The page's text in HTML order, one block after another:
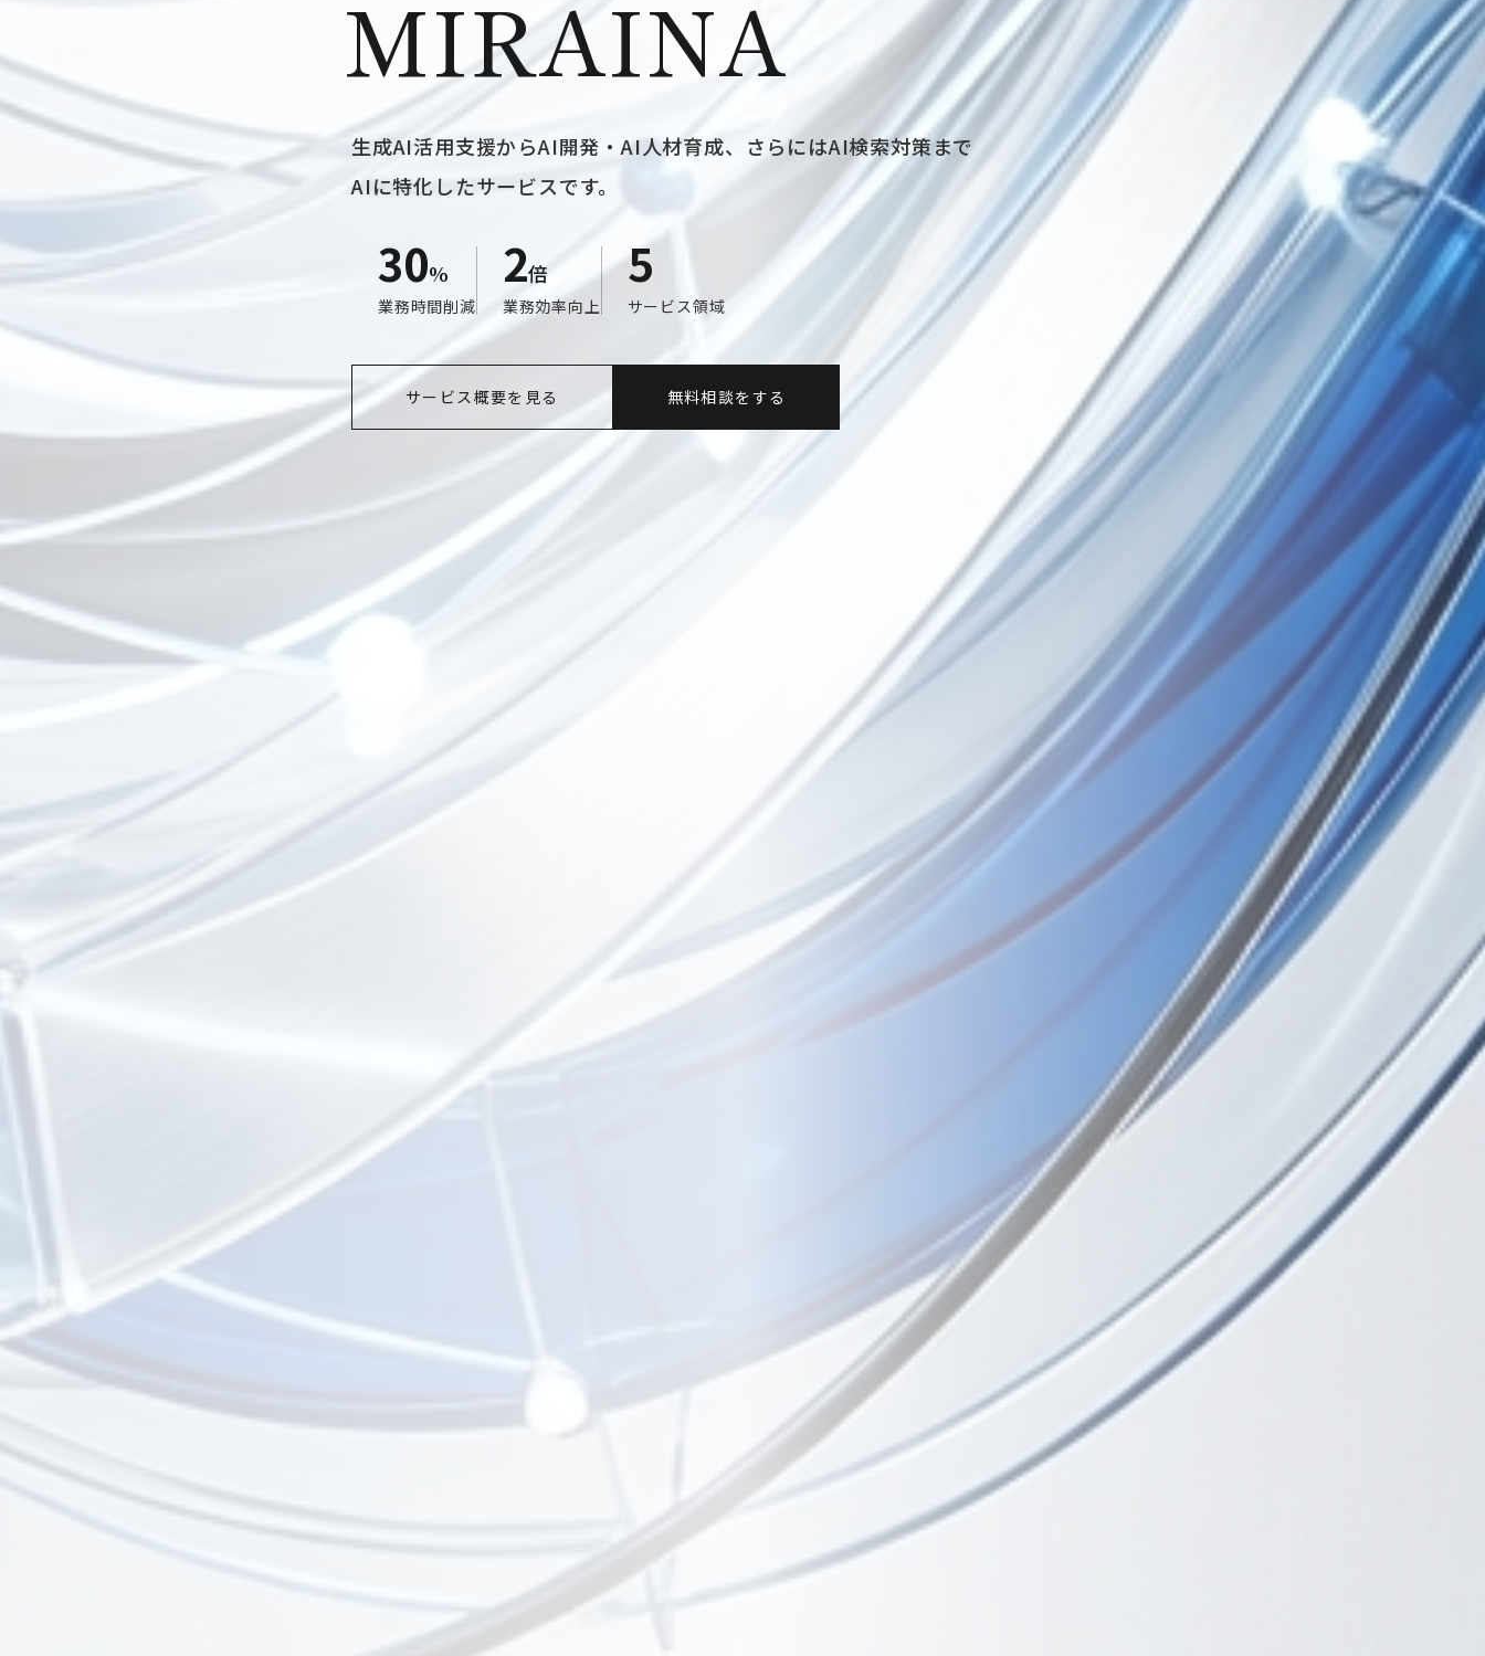
MIRAINA
生成AI活用支援からAI開発・AI人材育成、さらにはAI検索対策まで
AIに特化したサービスです。
30%
業務時間削減
2倍
業務効率向上
5
サービス領域
サービス概要を見る 無料相談をする